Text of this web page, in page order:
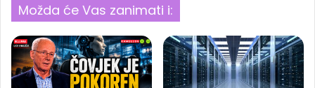
Možda će Vas zanimati i: